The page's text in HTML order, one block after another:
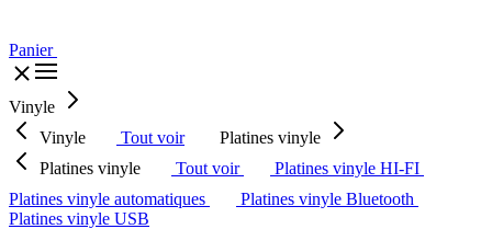
Panier
Vinyle
Vinyle
Tout voir
Platines vinyle
Platines vinyle
Tout voir
Platines vinyle HI-FI
Platines vinyle automatiques
Platines vinyle Bluetooth
Platines vinyle USB